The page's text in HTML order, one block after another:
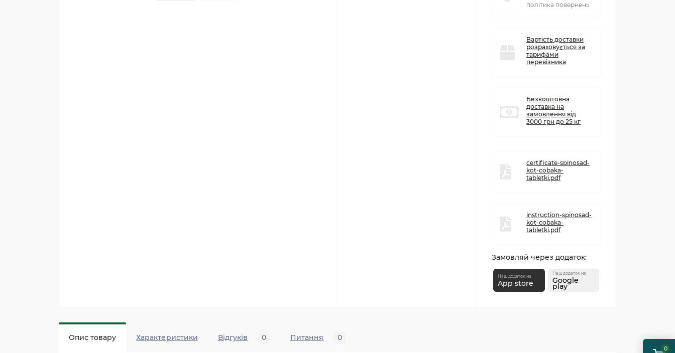
0
політика повернень
Вартість доставки
розраховується за
тарифами
перевізника
Безкоштовна
доставка на
замовлення від
3000 грн до 25 кг
certificate-spinosad-
kot-cobaka-
tabletki.pdf
instruction-spinosad-
kot-cobaka-
tabletki.pdf
Замовляй через додаток:
Наш додаток на
App store
Наш додаток на
Google
play
Опис товару Характеристики Відгуків 0 Питання 0